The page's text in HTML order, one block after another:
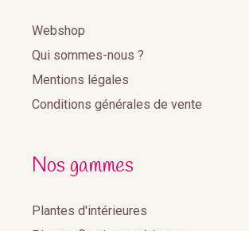
Webshop
Qui sommes-nous ?
Mentions légales
Conditions générales de vente
Nos gammes
Plantes d'intérieures